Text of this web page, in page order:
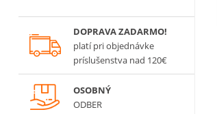
DOPRAVA ZADARMO!
platípri objednávke
príslušenstva nad 120€
OSOBNÝ
ODBER